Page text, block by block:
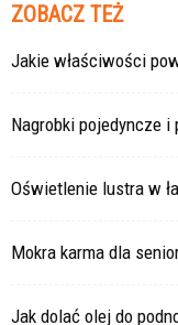
ZOBACZ TEŻ
Jakie właściwości
Nagrobki pojedyncze
Oświetlenie lustra w
Mokra karma dla
Jak dolać olej do